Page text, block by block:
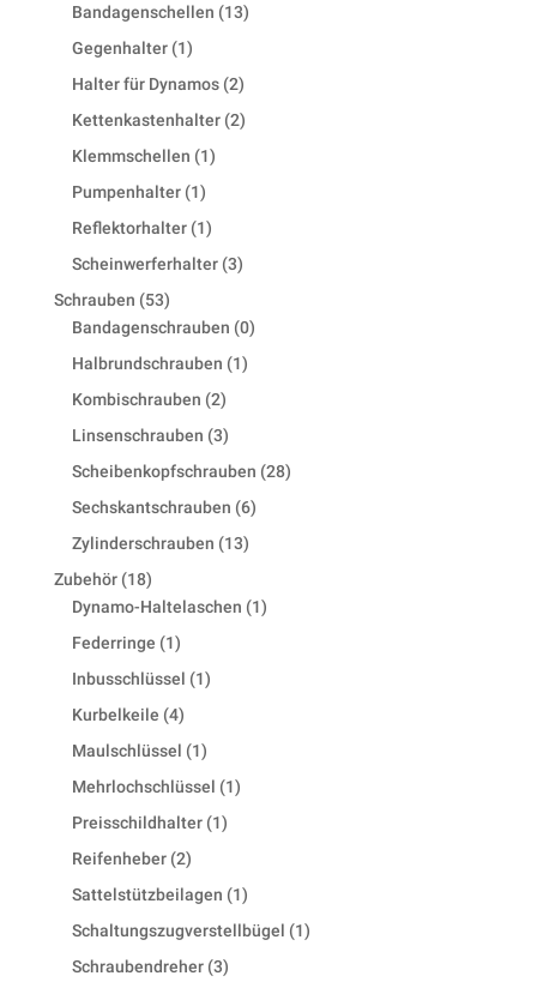
Bandagenschellen 1313
Gegenhalter 11
product
Halter für Dynamos 22
products
Kettenkastenhalter 22
Klemmschellen 11
Pumpenhalter 11
product
Reflektorhalter 11
product
Scheinwerferhalter 33
Schrauben 5353
products
Bandagenschrauben 00
Halbrundschrauben 11
Kombischrauben 22
products
Linsenschrauben 33
products
Scheibenkopfschrauben 2828
Sechskantschrauben 66
Zylinderschrauben 1313
Zubehör 1818
products
Dynamo-Haltelaschen 11
Federringe 11
product
Inbusschlüssel 11
Kurbelkeile 44
products
Maulschlüssel 11
product
Mehrlochschlüssel 11
Preisschildhalter 11
Reifenheber 22
products
Sattelstützbeilagen 11
product
Schaltungszugverstellbügel 11
Schraubendreher 33